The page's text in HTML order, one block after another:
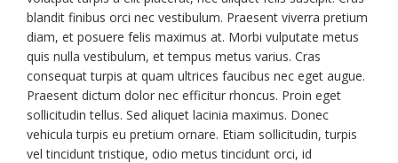
blandit finibus orci nec vestibulum. Praesent viverra pretium
diam, et posuere felis maximus at. Morbi vulputate metus
quis nulla vestibulum, et tempus metus varius. Cras
consequat turpis at quam ultrices faucibus nec eget augue.
Praesent dictum dolor nec efficitur rhoncus. Proin eget
sollicitudin tellus. Sed aliquet lacinia maximus. Donec
vehicula turpis eu pretium ornare. Etiam sollicitudin, turpis
vel tincidunt tristique, odio metus tincidunt orci, id